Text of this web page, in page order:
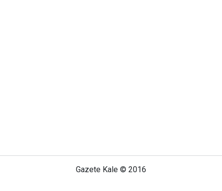
Gazete Kale © 2016